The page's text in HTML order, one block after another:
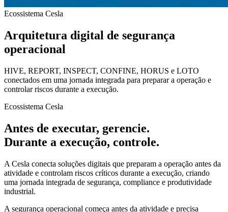
Ecossistema Cesla
Arquitetura digital de segurança
operacional
HIVE, REPORT, INSPECT, CONFINE, HORUS e LOTO
conectados em uma jornada integrada para preparar a operação e
controlar riscos durante a execução.
Ecossistema Cesla
Antes de executar, gerencie.
Durante a execução, controle.
A Cesla conecta soluções digitais que preparam a operação antes da
atividade e controlam riscos críticos durante a execução, criando
uma jornada integrada de segurança, compliance e produtividade
industrial.
A segurança operacional começa antes da atividade e precisa